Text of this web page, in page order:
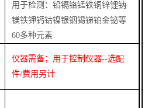
用于检测：铅镉铬锰铁铜锌锂钠
镁铁钾钙钴镍银铟锡锑铂金铋等
60多种元素
仪器需备；用于控制仪器--选配
件/费用另计